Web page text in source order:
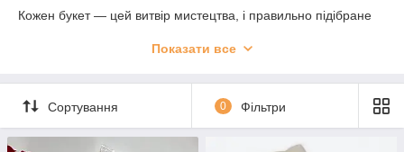
Кожен букет — цей витвір мистецтва, і правильно підібране
свіжість і надаючи завершеного вигляду. Пропіленова плівка в
матеріал, який став незамінним інструментом для флористів
та любителів квіткових композицій. Завдяки своїм унікальним
характеристикам цей тип упаковки дозволяє створювати
стильні, захищені та довговічні квіткові композиції.
Показати все
Сортування 0 Фільтри